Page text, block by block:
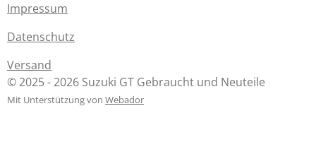
Impressum
Datenschutz
Versand
© 2025 - 2026 Suzuki GT Gebraucht und Neuteile
Mit Unterstützung von Webador